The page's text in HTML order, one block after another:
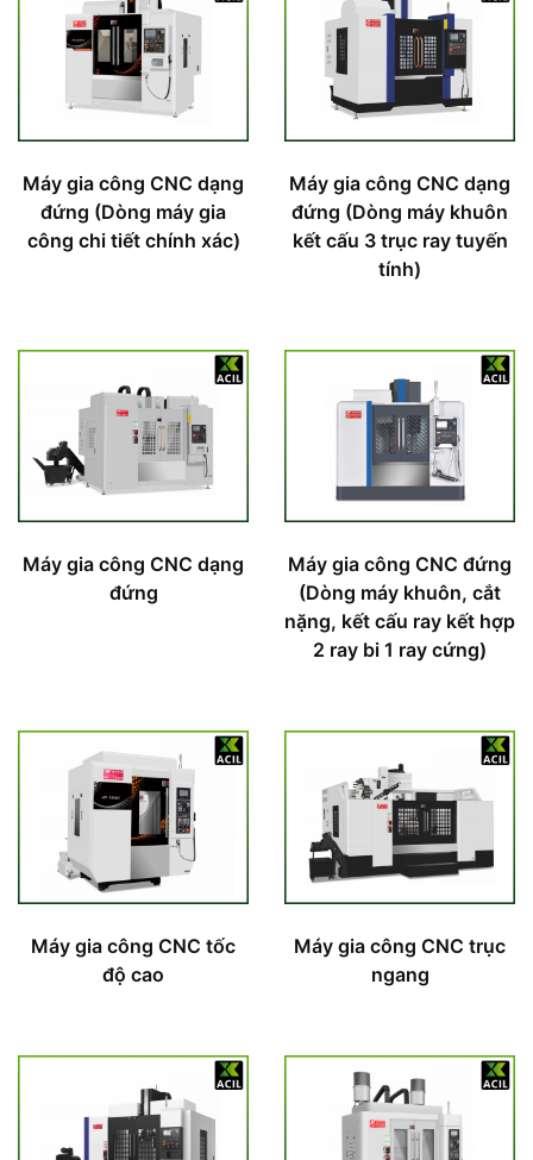
Máy gia công CNC dạng
đứng (Dòng máy gia
công chi tiết chính xác)
Máy gia công CNC dạng
đứng (Dòng máy khuôn
kết cấu 3 trục ray tuyến
tính)
Máy gia công CNC dạng
đứng
Máy gia công CNC đứng
(Dòng máy khuôn, cắt
nặng, kết cấu ray kết hợp
2 ray bi 1 ray cứng)
Máy gia công CNC tốc
độ cao
Máy gia công CNC trục
ngang